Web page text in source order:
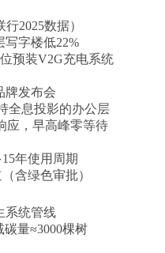
2025数据）
写字楼低22%
预装V2G充电系统
牌发布会
全息投影的办公层
应，早高峰零等待
年使用周期
含绿色审批）
系统管线
量≈3000棵树